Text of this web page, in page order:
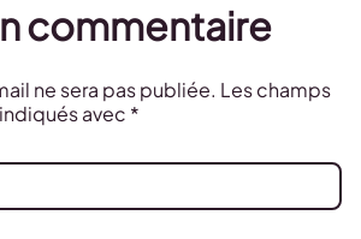
commentaire
ne sera pas publiée. Les champs
avec *